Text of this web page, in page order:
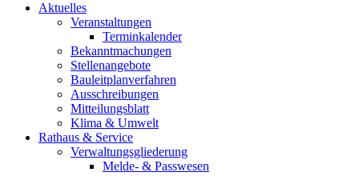
Aktuelles
Veranstaltungen
Terminkalender
Bekanntmachungen
Stellenangebote
Bauleitplanverfahren
Ausschreibungen
Mitteilungsblatt
Klima & Umwelt
Rathaus & Service
Verwaltungsgliederung
Melde- & Passwesen